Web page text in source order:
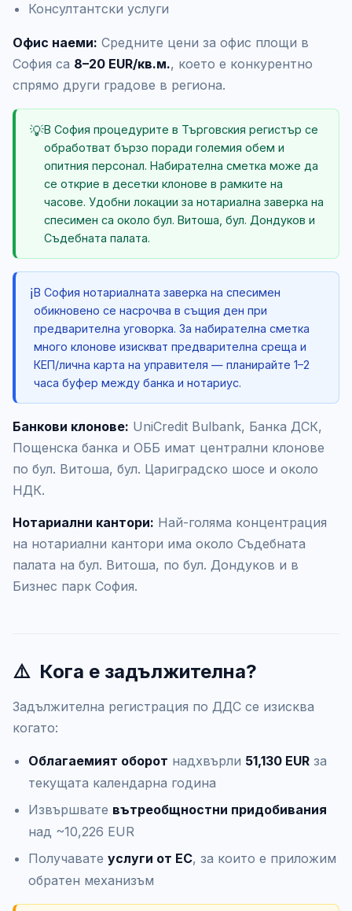
Консултантски услуги
Офис наеми: Средните цени за офис площи в
София са 8–20 EUR/кв.м., което е конкурентно
спрямо други градове в региона.
💡В София процедурите в Търговския регистър се
обработват бързо поради големия обем и
опитния персонал. Набирателна сметка може да
се открие в десетки клонове в рамките на
часове. Удобни локации за нотариална заверка на
спесимен са около бул. Витоша, бул. Дондуков и
Съдебната палата.
ℹ️В София нотариалната заверка на спесимен
обикновено се насрочва в същия ден при
предварителна уговорка. За набирателна сметка
много клонове изискват предварителна среща и
КЕП/лична карта на управителя — планирайте 1–2
часа буфер между банка и нотариус.
Банкови клонове: UniCredit Bulbank, Банка ДСК,
Пощенска банка и ОББ имат централни клонове
по бул. Витоша, бул. Цариградско шосе и около
НДК.
Нотариални кантори: Най-голяма концентрация
на нотариални кантори има около Съдебната
палата на бул. Витоша, по бул. Дондуков и в
Бизнес парк София.
⚠️ Кога е задължителна?
Задължителна регистрация по ДДС се изисква
когато:
Облагаемият оборот надхвърли 51,130 EUR за
текущата календарна година
Извършвате вътреобщностни придобивания
над ~10,226 EUR
Получавате услуги от ЕС, за които е приложим
обратен механизъм